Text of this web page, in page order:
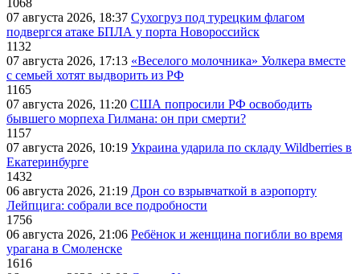
1068
07 августа 2026, 18:37 Сухогруз под турецким флагом
подвергся атаке БПЛА у порта Новороссийск
1132
07 августа 2026, 17:13 «Веселого молочника» Уолкера вместе
с семьей хотят выдворить из РФ
1165
07 августа 2026, 11:20 США попросили РФ освободить
бывшего морпеха Гилмана: он при смерти?
1157
07 августа 2026, 10:19 Украина ударила по складу Wildberries в
Екатеринбурге
1432
06 августа 2026, 21:19 Дрон со взрывчаткой в аэропорту
Лейпцига: собрали все подробности
1756
06 августа 2026, 21:06 Ребёнок и женщина погибли во время
урагана в Смоленске
1616